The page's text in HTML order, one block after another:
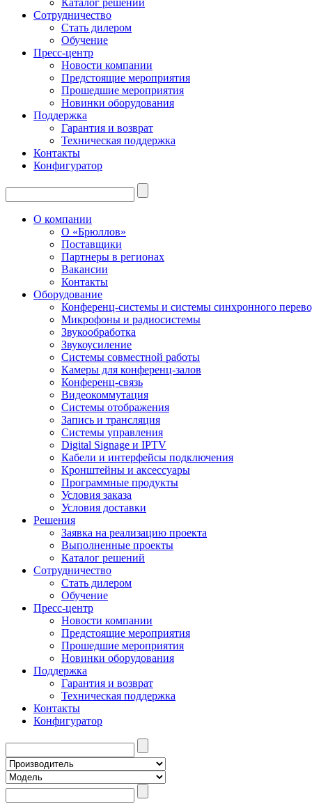
Каталог решений
Сотрудничество
Стать дилером
Обучение
Пресс-центр
Новости компании
Предстоящие мероприятия
Прошедшие мероприятия
Новинки оборудования
Поддержка
Гарантия и возврат
Техническая поддержка
Контакты
Конфигуратор
О компании
О «Брюллов»
Поставщики
Партнеры в регионах
Вакансии
Контакты
Оборудование
Конференц-системы и системы синхронного
Микрофоны и радиосистемы
Звукообработка
Звукоусиление
Системы совместной работы
Камеры для конференц-залов
Конференц-связь
Видеокоммутация
Системы отображения
Запись и трансляция
Системы управления
Digital Signage и IPTV
Кабели и интерфейсы подключения
Кронштейны и аксессуары
Программные продукты
Условия заказа
Условия доставки
Решения
Заявка на реализацию проекта
Выполненные проекты
Каталог решений
Сотрудничество
Стать дилером
Обучение
Пресс-центр
Новости компании
Предстоящие мероприятия
Прошедшие мероприятия
Новинки оборудования
Поддержка
Гарантия и возврат
Техническая поддержка
Контакты
Конфигуратор